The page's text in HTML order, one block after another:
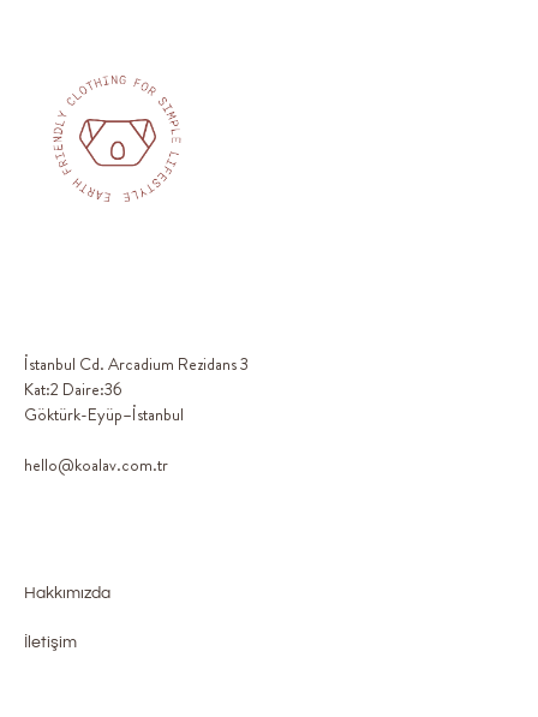
İstanbul Cd. Arcadium Rezidans 3
Kat:2 Daire:36
Göktürk-Eyüp–İstanbul
hello@koalav.com.tr
Hakkımızda
İletişim